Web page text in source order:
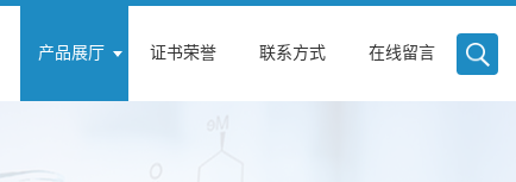
产品展厅 证书荣誉 联系方式 在线留言